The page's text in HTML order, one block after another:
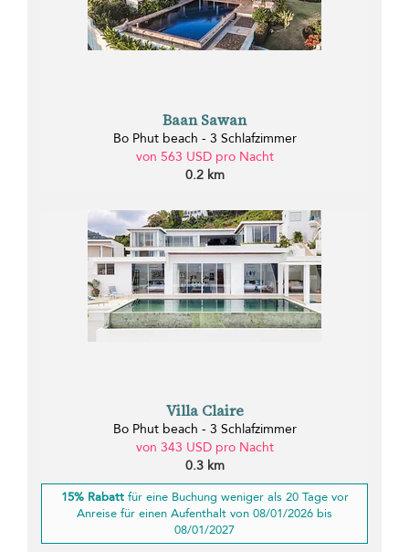
Baan Sawan
Bo Phut beach - 3 Schlafzimmer
von 563 USD pro Nacht
0.2 km
Villa Claire
Bo Phut beach - 3 Schlafzimmer
von 343 USD pro Nacht
0.3 km
15% Rabattfür eine Buchung weniger als 20 Tage vor
Anreise für einen Aufenthalt von 08/01/2026 bis
08/01/2027